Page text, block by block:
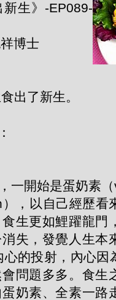
生》-EP089-
博士
出了新生。
一開始是蛋奶素
，以自己經歷看
生更如鯉躍龍門
失，發覺人生本
的投射，內心因
問題多多。食生
奶素、全素一路